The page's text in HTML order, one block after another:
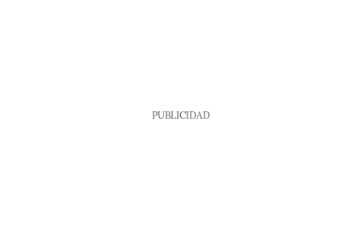
PUBLICIDAD